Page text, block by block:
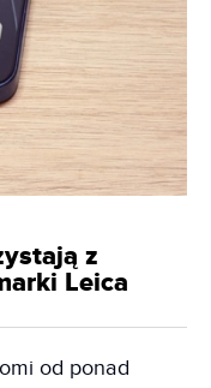
z
Leica
od ponad